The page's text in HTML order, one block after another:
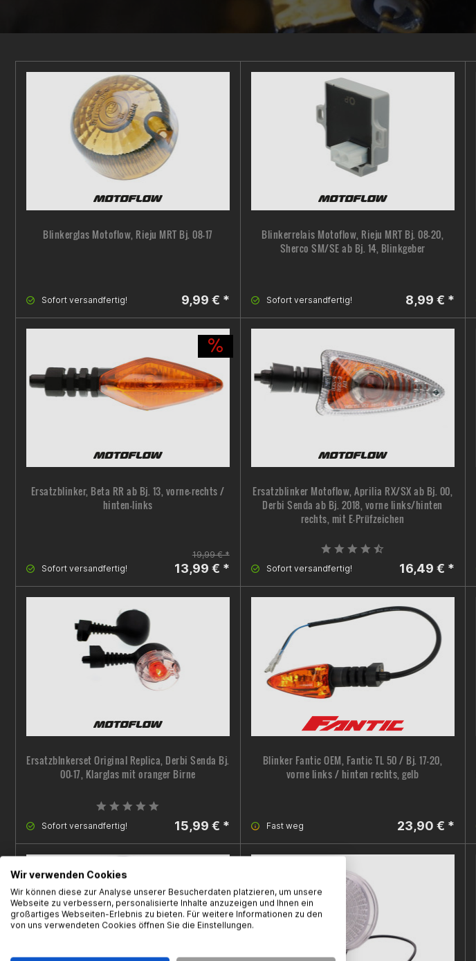
Blinkerglas Motoflow, Rieju MRT Bj. 08-17
Sofort versandfertig! 9,99 € *
Blinkerrelais Motoflow, Rieju MRT Bj. 08-20,
Sherco SM/SE ab Bj. 14, Blinkgeber
Sofort versandfertig! 8,99 € *
Ersatzblinker, Beta RR ab Bj. 13, vorne-rechts /
hinten-links
Sofort versandfertig!
19,99 € *
13,99 € *
Ersatzblinker Motoflow, Aprilia RX/SX ab Bj. 00,
Derbi Senda ab Bj. 2018, vorne links/hinten
rechts, mit E-Prüfzeichen
Sofort versandfertig! 16,49 € *
Ersatzblnkerset Original Replica, Derbi Senda Bj.
00-17, Klarglas mit oranger Birne
Sofort versandfertig! 15,99 € *
Blinker Fantic OEM, Fantic TL 50 / Bj. 17-20,
vorne links / hinten rechts, gelb
Fast weg 23,90 € *
Wir verwenden Cookies
Wir können diese zur Analyse unserer Besucherdaten platzieren, um unsere
Webseite zu verbessern, personalisierte Inhalte anzuzeigen und Ihnen ein
großartiges Webseiten-Erlebnis zu bieten. Für weitere Informationen zu den
von uns verwendeten Cookies öffnen Sie die Einstellungen.